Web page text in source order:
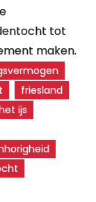
tot
maken.
friesland
ijs